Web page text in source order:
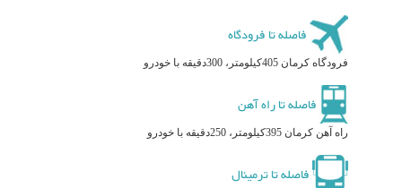
فاصله تا فرودگاه
فرودگاه کرمان 405کیلومتر، 300دقیقه با خودرو
فاصله تا راه آهن
راه آهن کرمان 395کیلومتر، 250دقیقه با خودرو
فاصله تا ترمینال